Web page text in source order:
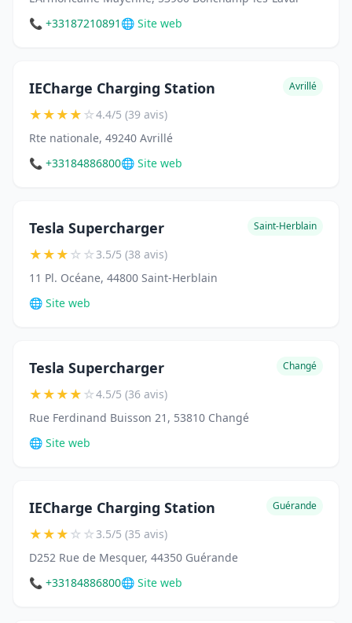
📞 +33187210891 🌐 Site web
IECharge Charging Station Avrillé
★★★★☆4.4/5 (39 avis)
Rte nationale, 49240 Avrillé
📞 +33184886800🌐 Site web
Tesla Supercharger Saint-Herblain
★★★☆☆3.5/5 (38 avis)
11 Pl. Océane, 44800 Saint-Herblain
🌐 Site web
Tesla Supercharger Changé
★★★★☆4.5/5 (36 avis)
Rue Ferdinand Buisson 21, 53810 Changé
🌐 Site web
IECharge Charging Station Guérande
★★★☆☆3.5/5 (35 avis)
D252 Rue de Mesquer, 44350 Guérande
📞 +33184886800🌐 Site web